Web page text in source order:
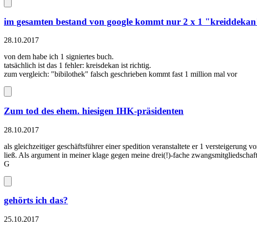
im gesamten bestand von google kommt nur 2 x 1
28.10.2017
von dem habe ich 1 signiertes buch.
tatsächlich ist das 1 fehler: kreisdekan ist richtig.
zum vergleich: "bibilothek" falsch geschrieben kommt fast 1 million mal vor
Zum tod des ehem. hiesigen IHK-präsidenten
28.10.2017
als gleichzeitiger geschäftsführer einer spedition veranstaltete er 1 versteigerung
ließ. Als argument in meiner klage gegen meine drei(!)-fache
G
gehörts ich das?
25.10.2017